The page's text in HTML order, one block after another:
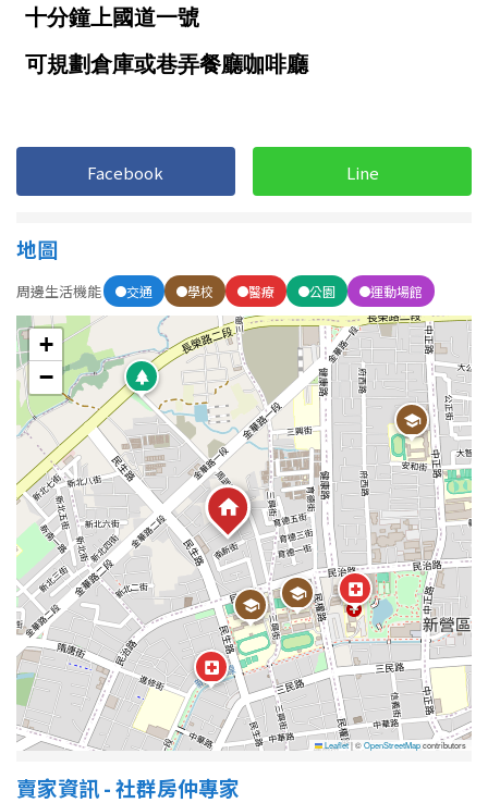
嘉義縣
澎湖縣
台東縣
金門連江
40~50 坪
60~70 坪 70~80 坪
~ 坪
不拘
地下室
1樓 2樓
3樓 4樓
5~10樓 11~20樓
21樓以上
~ 樓
格局
不拘
1房
2房
Facebook Line
地圖
周邊生活機能 交通 學校 醫療 公園 運動場館
+
−
Leaflet|©OpenStreetMapcontributors
賣家資訊 - 社群房仲專家